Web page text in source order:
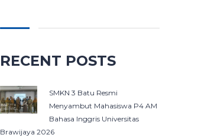
RECENT POSTS
SMKN 3 Batu Resmi
Menyambut Mahasiswa P4 AM
Bahasa Inggris Universitas
Brawijaya 2026